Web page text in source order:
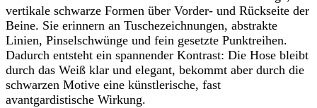
vertikale schwarze Formen über Vorder- und Rückseite der
Beine. Sie erinnern an Tuschezeichnungen, abstrakte
Linien, Pinselschwünge und fein gesetzte Punktreihen.
Dadurch entsteht ein spannender Kontrast: Die Hose bleibt
durch das Weiß klar und elegant, bekommt aber durch die
schwarzen Motive eine künstlerische, fast
avantgardistische Wirkung.